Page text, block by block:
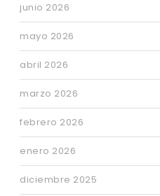
junio 2026
mayo 2026
abril 2026
marzo 2026
febrero 2026
enero 2026
diciembre 2025